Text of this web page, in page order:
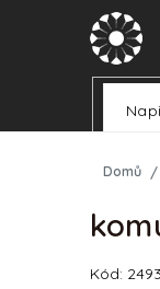
Domů
Kód: 2493